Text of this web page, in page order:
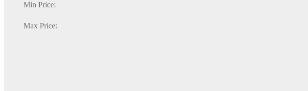
Min Price:
Max Price: